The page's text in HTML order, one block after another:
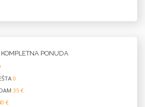
KOMPLETNA PONUDA
0
35 €
€